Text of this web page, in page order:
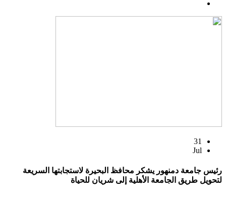
31
Jul
رئيس جامعة دمنهور يشكر محافظ البحيرة لاستجابتها السريعة
لتحويل طريق الجامعة الأهلية إلى شريان للحياة